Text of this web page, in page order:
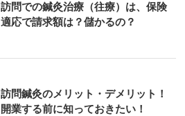
訪問での鍼灸治療（往療）は、保険
適応で請求額は？儲かるの？
訪問鍼灸のメリット・デメリット！
開業する前に知っておきたい！